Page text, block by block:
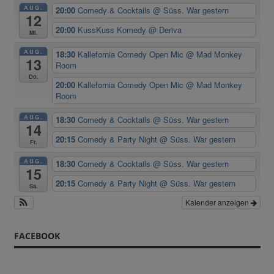
AUG.
12
Mi.
20:00Comedy & Cocktails@ Süss. War gestern
20:00 KussKuss Komedy@ Deriva
AUG.
13
Do.
18:30 Kallefornia Comedy Open Mic@ Mad Monkey
Room
20:00 Kallefornia Comedy Open Mic@ Mad Monkey
Room
AUG.
14
Fr.
18:30Comedy & Cocktails@ Süss. War gestern
20:15Comedy & Party Night@ Süss. War gestern
AUG.
15
Sa.
18:30Comedy & Cocktails@ Süss. War gestern
20:15Comedy & Party Night@ Süss. War gestern
Kalender anzeigen
FACEBOOK